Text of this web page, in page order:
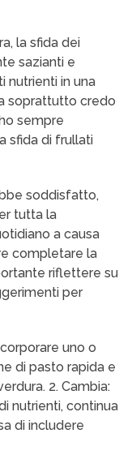
la sfida dei
sazianti e
nutrienti in una
soprattutto credo
sempre
sfida di frullati
soddisfatto,
tutta la
a causa
completare la
riflettere su
per
uno o
di pasto rapida e
2. Cambia:
nutrienti, continua
di includere